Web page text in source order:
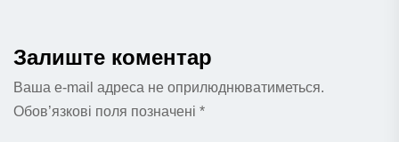
Залиште коментар
Ваша e-mail адреса не оприлюднюватиметься.
Обов’язкові поля позначені *